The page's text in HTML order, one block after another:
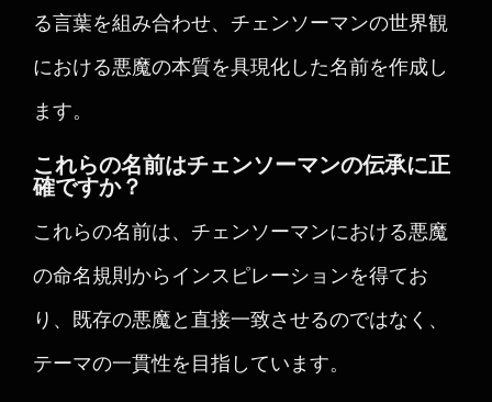
る言葉を組み合わせ、チェンソーマンの世界観
における悪魔の本質を具現化した名前を作成し
ます。
これらの名前はチェンソーマンの伝承に正
確ですか？
これらの名前は、チェンソーマンにおける悪魔
の命名規則からインスピレーションを得てお
り、既存の悪魔と直接一致させるのではなく、
テーマの一貫性を目指しています。